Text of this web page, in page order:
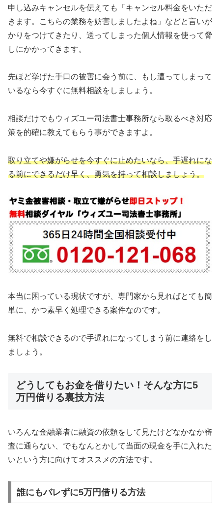
申し込みキャンセルを伝えても「キャンセル料金をいただ
きます。こちらの業務を妨害しましたよね」などと言いが
かりをつけてきたり、送ってしまった個人情報を使って脅
しにかかってきます。
先ほど挙げた手口の被害に会う前に、もし遭ってしまって
いるなら今すぐに無料相談をしましょう。
相談だけでもウィズユー司法書士事務所なら取るべき対応
策を的確に教えてもらう事ができますよ。
取り立てや嫌がらせを今すぐに止めたいなら、手遅れにな
る前にできるだけ早く、勇気を持って相談しましょう。
本当に困っている現状ですが、専門家から見ればとても簡
単に、かつ素早く処理できる案件なのです。
無料で相談できるので手遅れになってしまう前に連絡をし
ましょう。
どうしてもお金を借りたい！そんな方に5
万円借りる裏技方法
いろんな金融業者に融資の依頼をして見たけどなかなか審
査に通らない、でもなんとかして当面の現金を手に入れた
いという方に向けてオススメの方法です。
誰にもバレずに5万円借りる方法